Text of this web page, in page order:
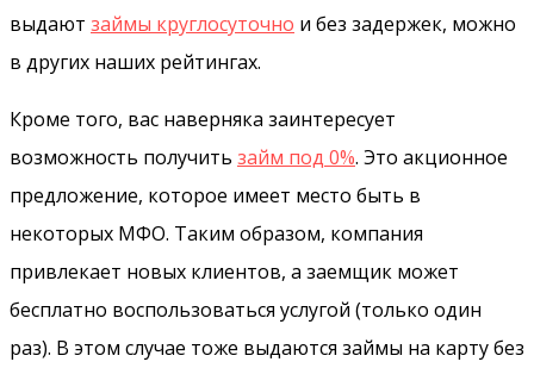
выдают займы круглосуточно и без задержек, можно
в других наших рейтингах.
Кроме того, вас наверняка заинтересует
возможность получить займ под 0%. Это акционное
предложение, которое имеет место быть в
некоторых МФО. Таким образом, компания
привлекает новых клиентов, а заемщик может
бесплатно воспользоваться услугой (только один
раз). В этом случае тоже выдаются займы на карту без